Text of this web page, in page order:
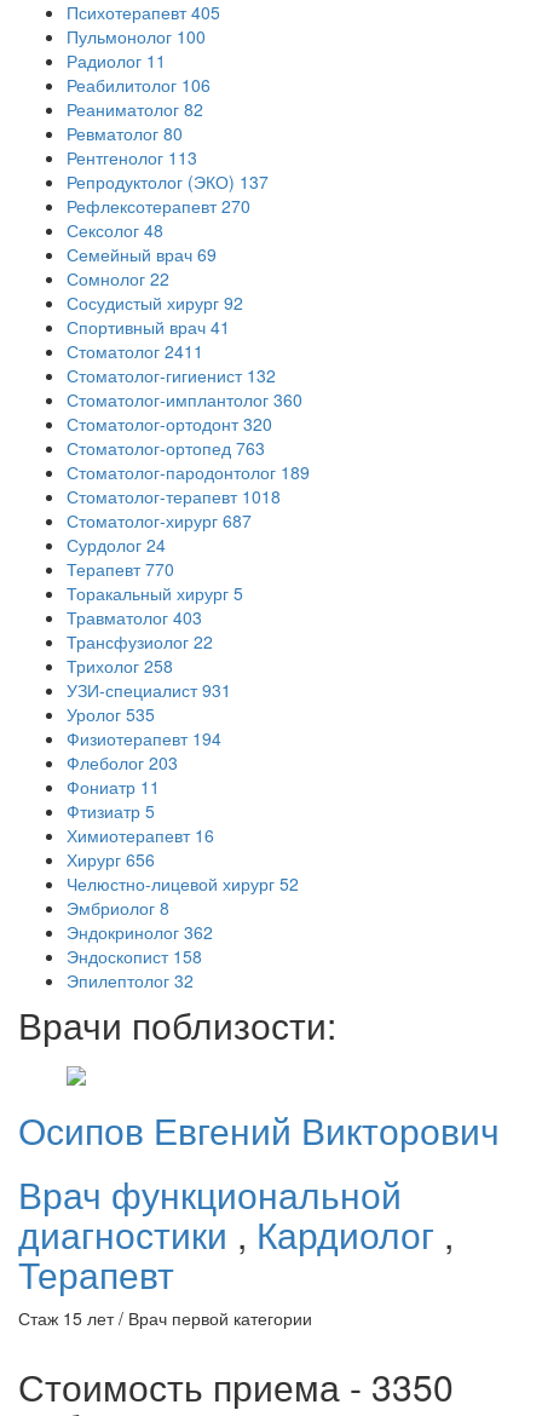
Психотерапевт 405
Пульмонолог 100
Радиолог 11
Реабилитолог 106
Реаниматолог 82
Ревматолог 80
Рентгенолог 113
Репродуктолог (ЭКО) 137
Рефлексотерапевт 270
Сексолог 48
Семейный врач 69
Сомнолог 22
Сосудистый хирург 92
Спортивный врач 41
Стоматолог 2411
Стоматолог-гигиенист 132
Стоматолог-имплантолог 360
Стоматолог-ортодонт 320
Стоматолог-ортопед 763
Стоматолог-пародонтолог 189
Стоматолог-терапевт 1018
Стоматолог-хирург 687
Сурдолог 24
Терапевт 770
Торакальный хирург 5
Травматолог 403
Трансфузиолог 22
Трихолог 258
УЗИ-специалист 931
Уролог 535
Физиотерапевт 194
Флеболог 203
Фониатр 11
Фтизиатр 5
Химиотерапевт 16
Хирург 656
Челюстно-лицевой хирург 52
Эмбриолог 8
Эндокринолог 362
Эндоскопист 158
Эпилептолог 32
Врачи поблизости:
Осипов Евгений Викторович
Врач функциональной
диагностики , Кардиолог ,
Терапевт
Стаж 15 лет / Врач первой категории
Стоимость приема - 3350